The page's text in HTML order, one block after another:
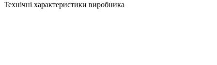
Технічні характеристики виробника